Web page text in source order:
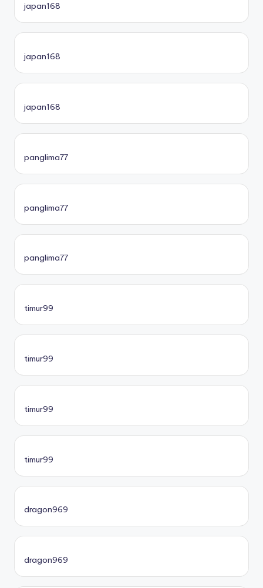
japan168
japan168
japan168
panglima77
panglima77
panglima77
timur99
timur99
timur99
timur99
dragon969
dragon969